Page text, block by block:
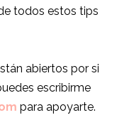
todos estos tips
abiertos por si
escribirme
para apoyarte.